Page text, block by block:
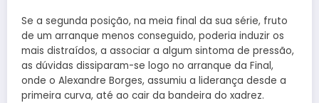
Se a segunda posição, na meia final da sua série, fruto
de um arranque menos conseguido, poderia induzir os
mais distraídos, a associar a algum sintoma de pressão,
as dúvidas dissiparam-se logo no arranque da Final,
onde o Alexandre Borges, assumiu a liderança desde a
primeira curva, até ao cair da bandeira do xadrez.